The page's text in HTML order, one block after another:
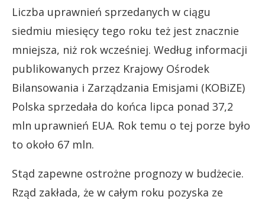
Liczba uprawnień sprzedanych w ciągu
siedmiu miesięcy tego roku też jest znacznie
mniejsza, niż rok wcześniej. Według informacji
publikowanych przez Krajowy Ośrodek
Bilansowania i Zarządzania Emisjami (KOBiZE)
Polska sprzedała do końca lipca ponad 37,2
mln uprawnień EUA. Rok temu o tej porze było
to około 67 mln.
Stąd zapewne ostrożne prognozy w budżecie.
Rząd zakłada, że w całym roku pozyska ze